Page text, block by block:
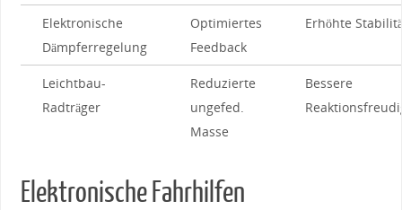
Elektronische
⁢Dämpferregelung
Optimiertes
Feedback
Erhöhte
Leichtbau-
Radträger
Reduzierte
ungefed.
Masse
Bessere
Elektronische Fahrhilfen